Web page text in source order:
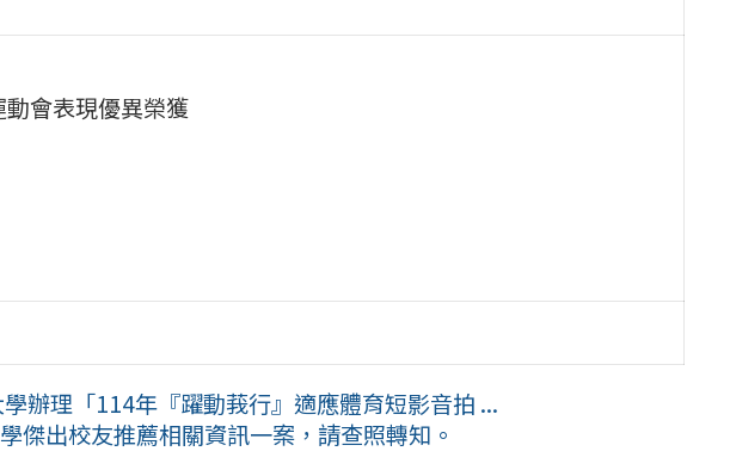
會表現優異榮獲
辦理「114年『躍動莪行』適應體育短影音拍 ...
傑出校友推薦相關資訊一案，請查照轉知。